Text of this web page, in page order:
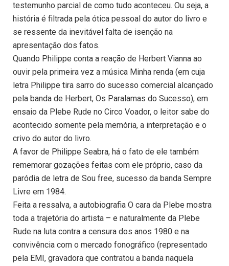
testemunho parcial de como tudo aconteceu. Ou seja, a
história é filtrada pela ótica pessoal do autor do livro e
se ressente da inevitável falta de isenção na
apresentação dos fatos.
Quando Philippe conta a reação de Herbert Vianna ao
ouvir pela primeira vez a música Minha renda (em cuja
letra Philippe tira sarro do sucesso comercial alcançado
pela banda de Herbert, Os Paralamas do Sucesso), em
ensaio da Plebe Rude no Circo Voador, o leitor sabe do
acontecido somente pela memória, a interpretação e o
crivo do autor do livro.
A favor de Philippe Seabra, há o fato de ele também
rememorar gozações feitas com ele próprio, caso da
paródia de letra de Sou free, sucesso da banda Sempre
Livre em 1984.
Feita a ressalva, a autobiografia O cara da Plebe mostra
toda a trajetória do artista – e naturalmente da Plebe
Rude na luta contra a censura dos anos 1980 e na
convivência com o mercado fonográfico (representado
pela EMI, gravadora que contratou a banda naquela